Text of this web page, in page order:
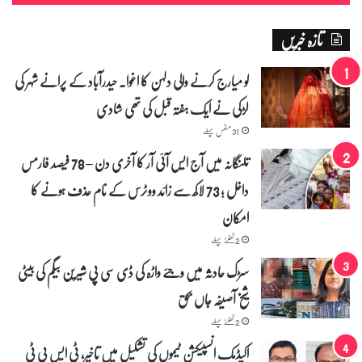
س
ہ
و
ل
ی
ا
ت
ک
ا
ج
ا
ئ
ہ
ل
ی
ا
تازہ خبریں
لو میارج کرنے والی دلہن کا اغوا۔ حیدرآباد کے پرانے شہر کی
لڑکی نے ایک ہفتہ قبل کی تھی شادی
31 منٹس پہلے
تلنگانہ میں آج ایس آئی آر کا آخری دن – 78 فیصد فارمس
داخل ؛ 73 لاکھ سے زائد ووٹرس کے نام حذف ہونے کا
امکان
2 گھنٹے پہلے
سڑک حادثہ میں وجئے واڑہ کی ڈی سی پی شیرین بیگم کی بیٹی
شیخ آصیفہ جاں بحق
2 گھنٹے پہلے
اکیڈمک انسپیکشن ٹیموں کی تشکیل میں تاخیر، ٹی ایس پی ٹی